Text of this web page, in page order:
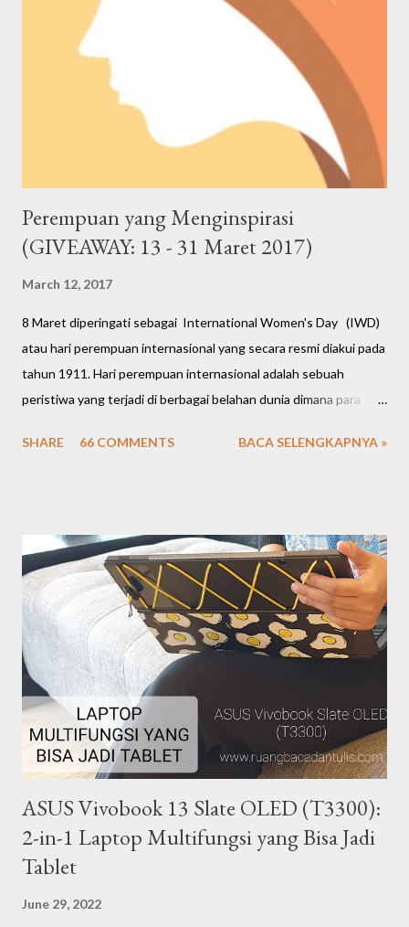
Perempuan yang Menginspirasi
(GIVEAWAY: 13 - 31 Maret 2017)
March 12, 2017
8 Maret diperingati sebagai International Women's Day (IWD)
atau hari perempuan internasional yang secara resmi diakui pada
tahun 1911. Hari perempuan internasional adalah sebuah
peristiwa yang terjadi di berbagai belahan dunia dimana para
kesetaraan hak. Kini para perempuan berhasil mengukir berbagai
berbagai kegiatan seperti pertunjukan seni, konferensi, kegiatan
amal, kampanye, hingga pawai. Perempuan terlepas dari seorang
ibu rumah tangga, pebisnis, atau pekerja, menurut saya mereka
adalah manusia-manusia yang memiliki peran penting dalam
segala lini kehidupan. Saya percaya ada banyak perempuan yang
menginspirasi di sekitar kita. Dengan latar belakang tersebut,
dalam rangka syukuran 4 tahun blog Ze...
SHARE 66 COMMENTS BACA SELENGKAPNYA »
ASUS Vivobook 13 Slate OLED (T3300):
2-in-1 Laptop Multifungsi yang Bisa Jadi
Tablet
June 29, 2022